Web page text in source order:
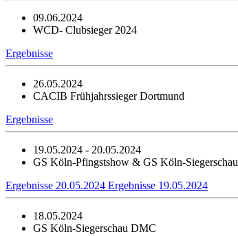
09.06.2024
WCD- Clubsieger 2024
Ergebnisse
26.05.2024
CACIB Frühjahrssieger Dortmund
Ergebnisse
19.05.2024 - 20.05.2024
GS Köln-Pfingstshow & GS Köln-Siegerschau
Ergebnisse 20.05.2024 Ergebnisse 19.05.2024
18.05.2024
GS Köln-Siegerschau DMC